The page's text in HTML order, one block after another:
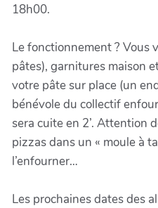
18h00.
Le fonctionnement ? Vous
pâtes), garnitures maison
votre pâte sur place (un
bénévole du collectif
sera cuite en 2’. Attention
pizzas dans un « moule à
l’enfourner…
Les prochaines dates des